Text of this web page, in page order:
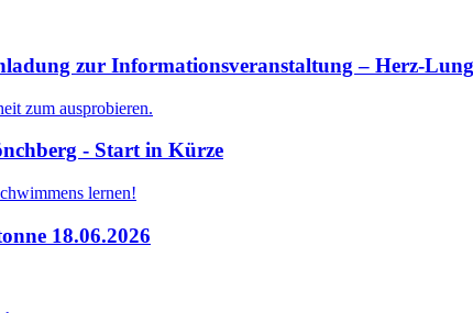
zur Informationsveranstaltung – Herz-
zum ausprobieren.
- Start in Kürze
lernen!
18.06.2026